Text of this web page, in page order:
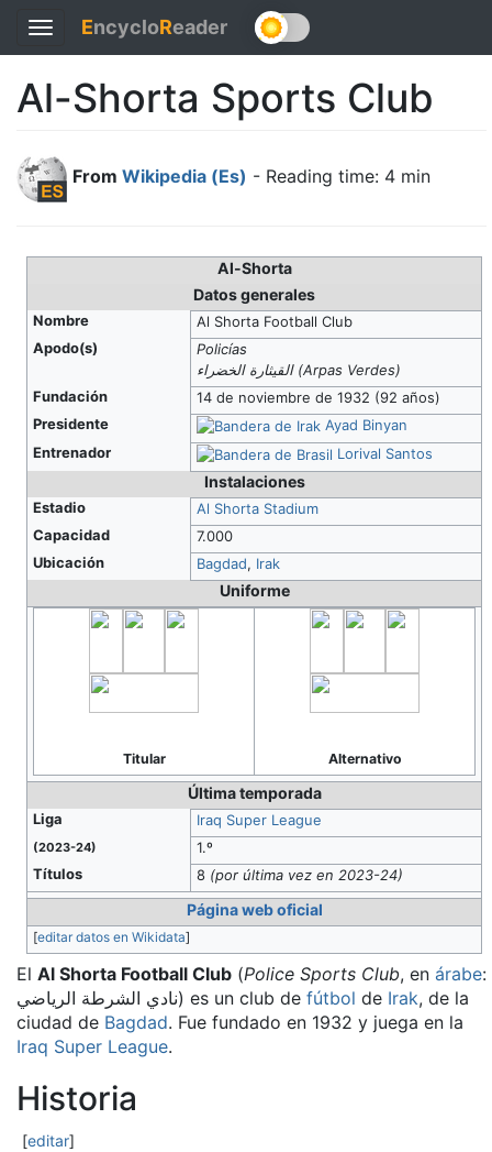
Toggle
navigation
EncycloReader
Al-Shorta Sports Club
From Wikipedia (Es) - Reading time: 4 min
Al-Shorta
Datos generales
Nombre
Al Shorta Football Club
Apodo(s)
Policías
القيثارة الخضراء (Arpas Verdes)
Fundación
14 de noviembre de 1932 (92 años)
Presidente
Ayad Binyan
Entrenador
Lorival Santos
Instalaciones
Estadio
Al Shorta Stadium
Capacidad
7.000
Ubicación
Bagdad, Irak
Uniforme
Titular Alternativo
Última temporada
Liga Iraq Super League
(2023-24)
1.º
Títulos
8 (por última vez en 2023-24)
Página web oficial
[editar datos en Wikidata]
El Al Shorta Football Club (Police Sports Club, en árabe:
نادي الشرطة الرياضي‎) es un club de fútbol de Irak, de la
ciudad de Bagdad. Fue fundado en 1932 y juega en la
Iraq Super League.
Historia
[editar]